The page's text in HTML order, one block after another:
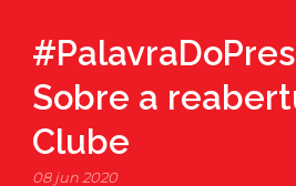
Sobre a
Clube
08 jun 2020